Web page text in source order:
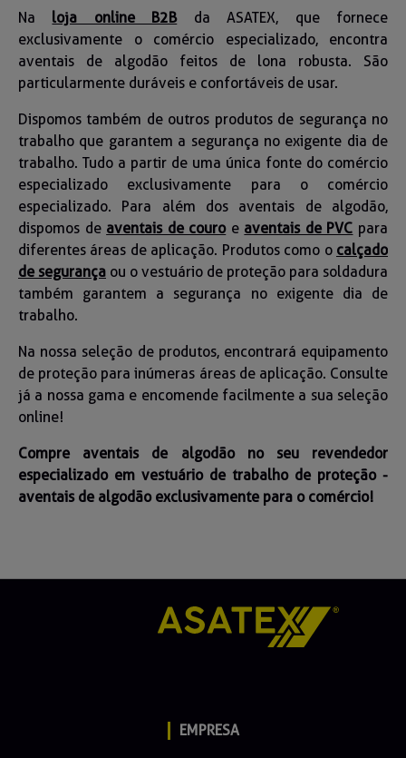
Na loja online B2Bda ASATEX, que fornece
exclusivamente o comércio especializado, encontra
aventais de algodão feitos de lona robusta. São
particularmente duráveis e confortáveis de usar.
Dispomos também de outros produtos de segurança no
trabalho que garantem a segurança no exigente dia de
trabalho. Tudo a partir de uma única fonte do comércio
especializado exclusivamente para o comércio
especializado. Para além dos aventais de algodão,
dispomos de aventais de couroe aventais de PVC para
diferentes áreas de aplicação. Produtos como o calçado
de segurança ou o vestuário de proteção para soldadura
também garantem a segurança no exigente dia de
trabalho.
Na nossa seleção de produtos, encontrará equipamento
de proteção para inúmeras áreas de aplicação. Consulte
já a nossa gama e encomende facilmente a sua seleção
online!
Compre aventais de algodão no seu revendedor
especializado em vestuário de trabalho de proteção -
aventais de algodão exclusivamente para o comércio!
EMPRESA